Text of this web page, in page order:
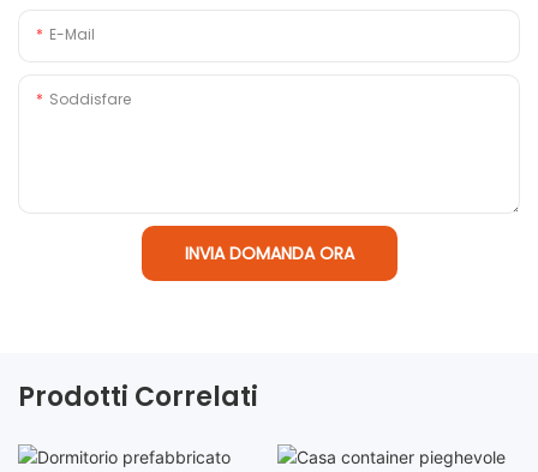
E-Mail
Soddisfare
INVIA DOMANDA ORA
Prodotti Correlati